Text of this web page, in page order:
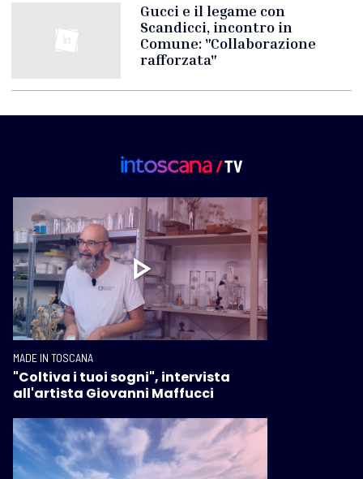
Gucci e il legame con
Scandicci, incontro in
Comune: "Collaborazione
rafforzata"
MADE IN TOSCANA
"Coltiva i tuoi sogni", intervista
all'artista Giovanni Maffucci